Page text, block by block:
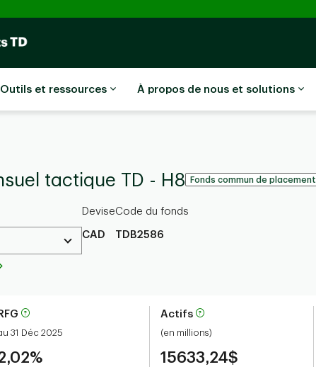
Outils et ressources À propos de nous et solutions
tactique TD - H8 Fonds commun de placement
Devise
CAD
Code du fonds
TDB2586
31 Déc 2025
Actifs
(en millions)
15633,24$